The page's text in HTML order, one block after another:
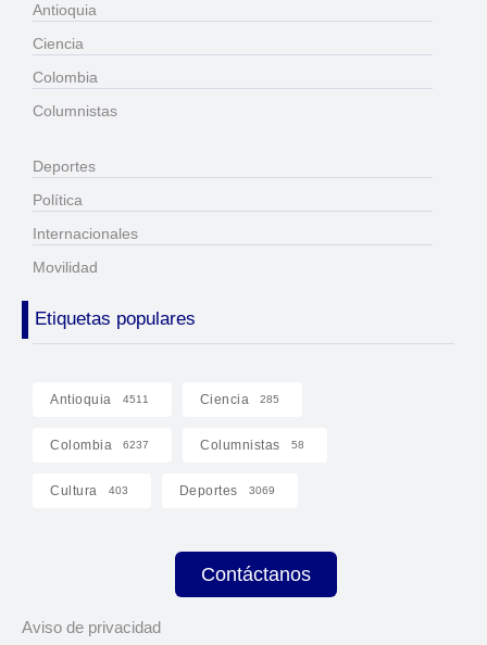
Antioquia
Ciencia
Colombia
Columnistas
Deportes
Política
Internacionales
Movilidad
Etiquetas populares
Antioquia 4511 Ciencia 285
Colombia 6237 Columnistas 58
Cultura 403 Deportes 3069
Contáctanos
Aviso de privacidad